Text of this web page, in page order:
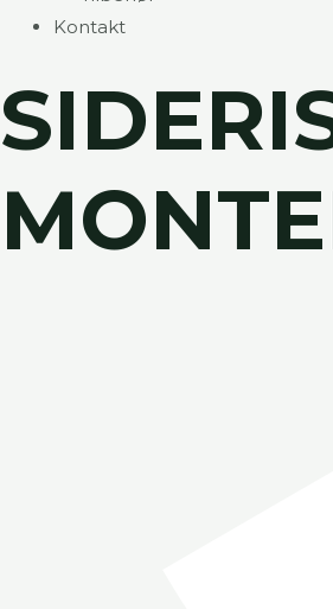
Kontakt